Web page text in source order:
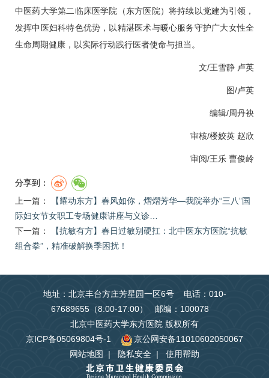
中医药大学第二临床医学院（东方医院）将持续以党建为引领，
发挥中医妇科特色优势，以精湛医术与暖心服务守护广大女性全
生命周期健康，以实际行动践行医者使命与担当。
文/王雪静 卢英
图/卢英
编辑/周丹袂
审核/楼姣英 赵欣
审阅/王乐 曹俊岭
分享到：
上一篇：
【耀动东方】春风如你，熠熠芳华—我院举办“三八”国
际妇女节女职工专场健康讲座与义诊…
下一篇：
【抗敏有方】春日过敏别硬扛：北中医东方医院“抗敏
组合拳”，精准破解换季困扰！
地址：北京丰台方庄芳星园一区6号 电话：010-
67689655（8:00-17:00） 邮编：100078
北京中医药大学东方医院 版权所有
京ICP备05069804号-1
京公网安备11010602050067
网站地图
| 隐私安全 | 使用帮助